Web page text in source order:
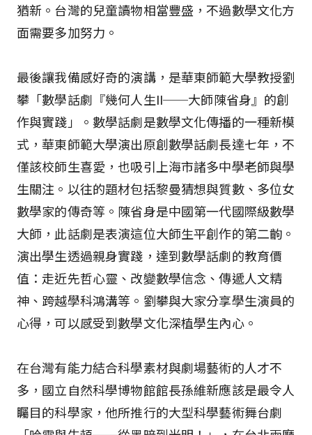
猶新。台灣的兒童讀物相當豐盛，不過數學文化方
面需要多加努力。
最後讓我備感好奇的演講，是華東師範大學教授劉
攀「數學話劇『幾何人生II──大師陳省身』的創
作與實踐」。數學話劇是數學文化傳播的一種新模
式，華東師範大學演出原創數學話劇長達七年，不
僅該校師生喜愛，也吸引上海市諸多中學老師與學
生關注。以往的題材包括黎曼猜想與質數、多位女
數學家的傳奇等。陳省身是中國第一代國際級數學
大師，此話劇是表演這位大師生平創作的第二齣。
演出學生透過親身實踐，達到數學話劇的教育價
值：走近先哲心靈、改變數學信念、傳遞人文精
神、跨越學科鴻溝等。劉攀與大家分享學生演員的
心得，可以感受到數學文化深植學生內心。
在台灣有能力結合科學素材與劇場藝術的人才不
多，國立自然科學博物館館長孫維新應該是最令人
矚目的科學家，他所推行的大型科學藝術舞台劇